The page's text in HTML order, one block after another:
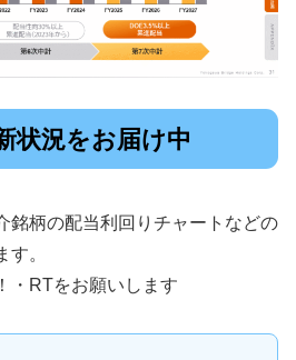
状況をお届け中
銘柄の配当利回りチャートなどの
。
・RTをお願いします